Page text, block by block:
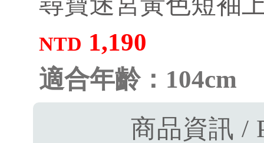
NTD 1,190
適合年齡：104cm
商品資訊 /